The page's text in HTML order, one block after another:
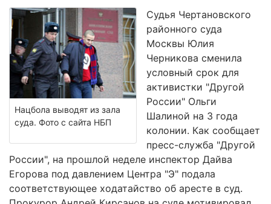
Нацбола выводят из зала
суда. Фото с сайта НБП
Судья Чертановского
районного суда
Москвы Юлия
Черникова сменила
условный срок для
активистки "Другой
России" Ольги
Шалиной на 3 года
колонии. Как сообщает
пресс-служба "Другой
России", на прошлой неделе инспектор Дайва
Егорова под давлением Центра "Э" подала
соответствующее ходатайство об аресте в суд.